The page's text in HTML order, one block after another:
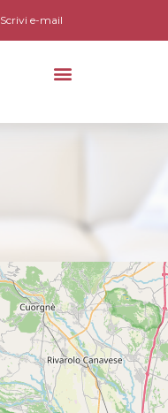
Scrivi e-mail